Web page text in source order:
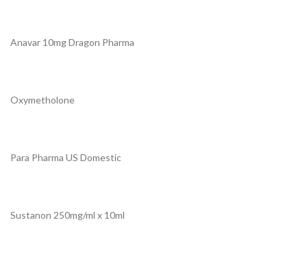
Anavar 10mg Dragon Pharma
Oxymetholone
Para Pharma US Domestic
Sustanon 250mg/ml x 10ml